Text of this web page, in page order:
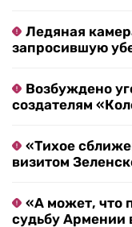
Ледяная
запросившую
Возбуждено
создателям
«Тихое
визитом
«А может, что
судьбу Армении